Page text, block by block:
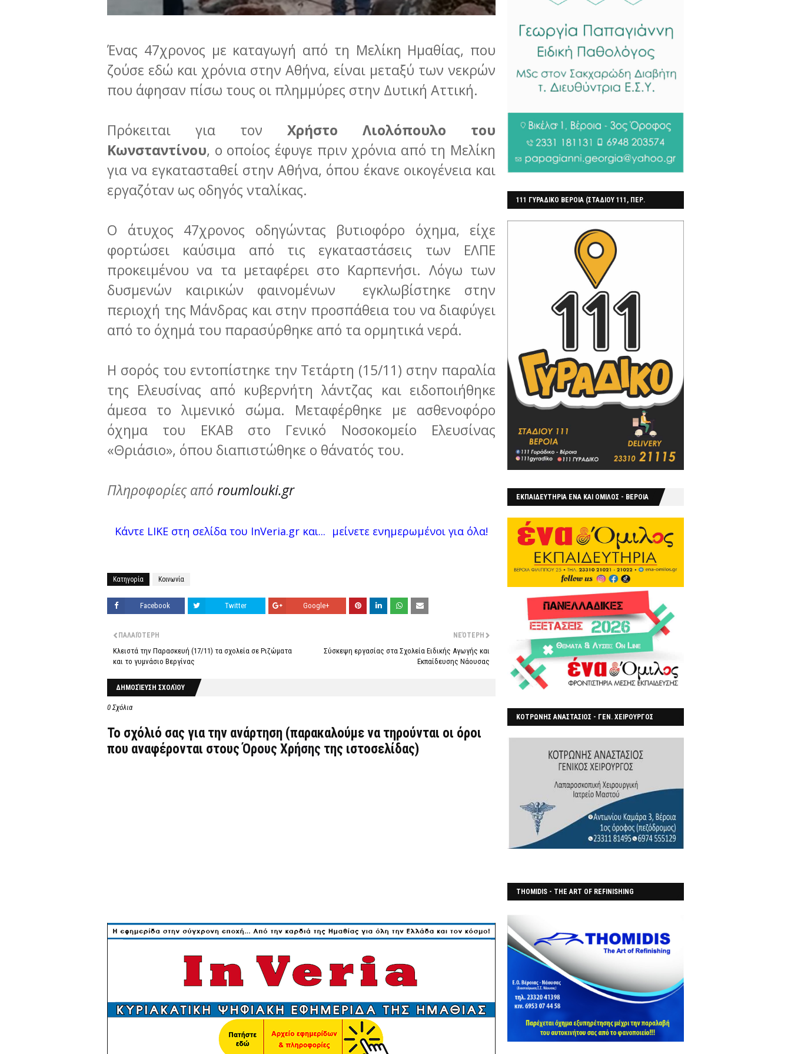
Ένας 47χρονος με καταγωγή από τη Μελίκη Ημαθίας, που
ζούσε εδώ και χρόνια στην Αθήνα, είναι μεταξύ των νεκρών
που άφησαν πίσω τους οι πλημμύρες στην Δυτική Αττική.
Πρόκειται για τον Χρήστο Λιολόπουλο του
Κωνσταντίνου, ο οποίος έφυγε πριν χρόνια από τη Μελίκη
για να εγκατασταθεί στην Αθήνα, όπου έκανε οικογένεια και
εργαζόταν ως οδηγός νταλίκας.
Ο άτυχος 47χρονος οδηγώντας βυτιοφόρο όχημα, είχε
φορτώσει καύσιμα από τις εγκαταστάσεις των ΕΛΠΕ
προκειμένου να τα μεταφέρει στο Καρπενήσι. Λόγω των
δυσμενών καιρικών φαινομένων εγκλωβίστηκε στην
περιοχή της Μάνδρας και στην προσπάθεια του να διαφύγει
από το όχημά του παρασύρθηκε από τα ορμητικά νερά.
Η σορός του εντοπίστηκε την Τετάρτη (15/11) στην παραλία
της Ελευσίνας από κυβερνήτη λάντζας και ειδοποιήθηκε
άμεσα το λιμενικό σώμα. Μεταφέρθηκε με ασθενοφόρο
όχημα του ΕΚΑΒ στο Γενικό Νοσοκομείο Ελευσίνας
«Θριάσιο», όπου διαπιστώθηκε ο θάνατός του.
Πληροφορίες από roumlouki.gr
Κάντε LIKE στη σελίδα του InVeria.gr και... μείνετε ενημερωμένοι για όλα!
Κατηγορία Κοινωνία
Facebook Twitter Google+
ΝΕΌΤΕΡΗ
Σύσκεψη εργασίας στα Σχολεία Ειδικής Αγωγής και
Εκπαίδευσης Νάουσας
ΠΑΛΑΙΌΤΕΡΗ
Κλειστά την Παρασκευή (17/11) τα σχολεία σε Ριζώματα
και το γυμνάσιο Βεργίνας
ΔΗΜΟΣΊΕΥΣΗ ΣΧΟΛΊΟΥ
0 Σχόλια
Το σχόλιό σας για την ανάρτηση (παρακαλούμε να τηρούνται οι όροι
που αναφέρονται στουςΌρους Χρήσης της ιστοσελίδας)
111 ΓΥΡΑΔΙΚΟ ΒΕΡΟΙΑ (ΣΤΑΔΙΟΥ 111, ΠΕΡ.
ΕΚΠΑΙΔΕΥΤΗΡΙΑ ΕΝΑ ΚΑΙ ΟΜΙΛΟΣ - ΒΕΡΟΙΑ
ΚΟΤΡΩΝΗΣ ΑΝΑΣΤΑΣΙΟΣ - ΓΕΝ. ΧΕΙΡΟΥΡΓΟΣ
THOMIDIS - THE ART OF REFINISHING